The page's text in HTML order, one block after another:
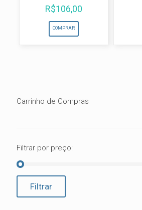
R$106,00
COMPRAR
Carrinho de Compras
Filtrar por preço:
mínimo
máximoFiltrar